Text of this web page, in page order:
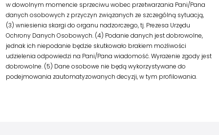
w dowolnym momencie sprzeciwu wobec przetwarzania Pani/Pana
danych osobowych z przyczyn związanych ze szczególną sytuacją,
(3) wniesienia skargi do organu nadzorczego, tj. Prezesa Urzędu
Ochrony Danych Osobowych. (4) Podanie danych jest dobrowolne,
jednak ich niepodanie będzie skutkowało brakiem możliwości
udzielenia odpowiedzi na Pani/Pana wiadomość. Wyrażenie zgody jest
dobrowolne. (5) Dane osobowe nie będą wykorzystywane do
podejmowania zautomatyzowanych decyzji, w tym profilowania.